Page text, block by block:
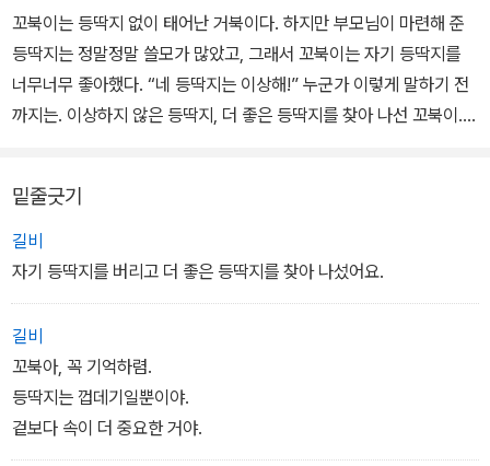
꼬북이는 등딱지 없이 태어난 거북이다. 하지만 부모님이 마련해 준
등딱지는 정말정말 쓸모가 많았고, 그래서 꼬북이는 자기 등딱지를
너무너무 좋아했다. “네 등딱지는 이상해!” 누군가 이렇게 말하기 전
까지는. 이상하지 않은 등딱지, 더 좋은 등딱지를 찾아 나선 꼬북이.
고의 전환과 바른 태도에 대한 소중한 이야기다.
밑줄긋기
길비
자기 등딱지를 버리고 더 좋은 등딱지를 찾아 나섰어요.
길비
꼬북아, 꼭 기억하렴.
등딱지는 껍데기일뿐이야.
겉보다 속이 더 중요한 거야.